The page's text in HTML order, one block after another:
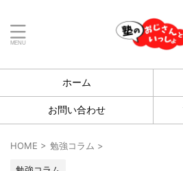
ホーム
お問い合わせ
HOME > 勉強コラム >